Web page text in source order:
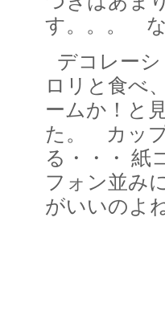
す。。。
デコレー
ロリと食べ
ームか！と
た。 カッ
る・・・ 紙
フォン並み
がいいのよ